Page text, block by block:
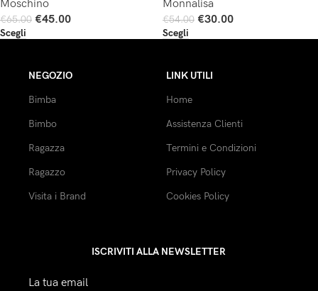
Moschino
€65.00 €45.00
Scegli
Monnalisa
€54.00 €30.00
Scegli
NEGOZIO
Bimba
Bimbo
Ragazza
Ragazzo
Visita i Brand
LINK UTILI
Home
Assistenza Clienti
Termini e Condizioni
Privacy Policy
Cookies Policy
ISCRIVITI ALLA NEWSLETTER
La tua email